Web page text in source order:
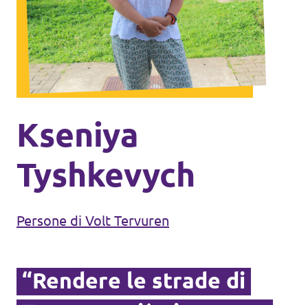
Agenda
Doneer voor Volt België
Doe mee met Volt Europa
Homepage
Website Volt België
Kseniya
Tyshkevych
Persone di Volt Tervuren
“Rendere le strade di